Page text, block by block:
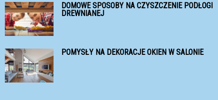
DOMOWE SPOSOBY NA CZYSZCZENIE PODŁOGI
DREWNIANEJ
POMYSŁY NA DEKORACJE OKIEN W SALONIE